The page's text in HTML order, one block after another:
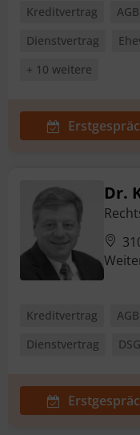
Kreditvertrag AGB
Dienstvertrag
+ 10 weitere
Dr.
Kreditvertrag AGB
Dienstvertrag